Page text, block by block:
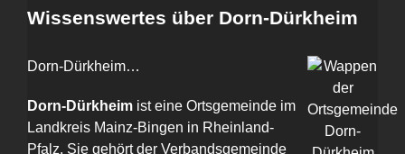
Wissenswertes über Dorn-Dürkheim
Dorn-Dürkheim…
Dorn-Dürkheim ist eine Ortsgemeinde im
Landkreis Mainz-Bingen in Rheinland-
Pfalz. Sie gehört der Verbandsgemeinde